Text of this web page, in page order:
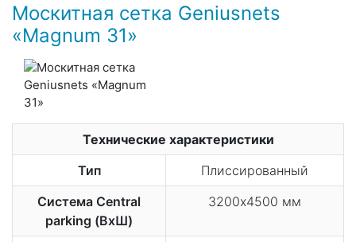
Москитная сетка Geniusnets
«Magnum 31»
Технические характеристики
Тип
Плиссированный
Система Central
parking (ВхШ)
3200х4500 мм